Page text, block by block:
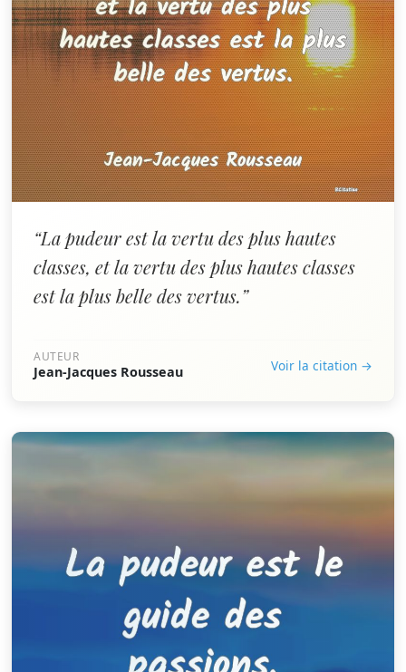
“La pudeur est la vertu des plus hautes
classes, et la vertu des plus hautes classes
est la plus belle des vertus.”
AUTEUR
Jean-Jacques Rousseau Voir la citation →